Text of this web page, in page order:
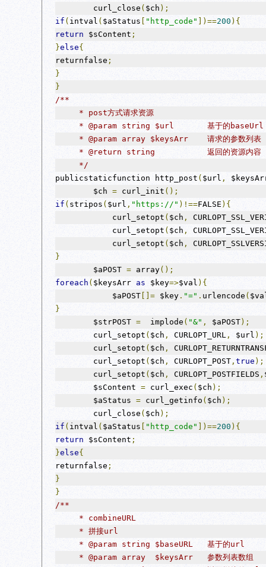
        curl_close
( $ch );
if ( intval ( $aStatus "http_code" ])==200 ){
return $sContent ;
}else{
returnfalse ;
}
}
/**
     * post方式请求资源
     * @param string $url       基于的baseUrl
     * @param array $keysArr    请求的参数列表
     * @return string           返回的资源内容
     */
publicstaticfunction http_post ( $url ,
        $ch
= curl_init ();
if ( stripos ( $url , "https://" )!==FALSE ){
            curl_setopt
( $ch ,
            curl_setopt
( $ch ,
            curl_setopt
( $ch ,
}
        $aPOST
= array();
foreach ( $keysArr as $key=>$val ){
            $aPOST
[]= $key . "=" . urlencode (
}
        $strPOST
=
  implode
( "&" , $aPOST);
        curl_setopt
( $ch , CURLOPT_URL , $url );
        curl_setopt
( $ch ,
        curl_setopt
( $ch , CURLOPT_POST , true );
        curl_setopt
( $ch , CURLOPT_POSTFIELDS ,
        $sContent
= curl_exec ( $ch );
        $aStatus
= curl_getinfo ( $ch );
        curl_close
( $ch );
if ( intval ( $aStatus "http_code" ])==200 ){
return $sContent ;
}else{
returnfalse ;
}
}
/**
     * combineURL
     * 拼接url
     * @param string $baseURL   基于的url
     * @param array  $keysArr   参数列表数组